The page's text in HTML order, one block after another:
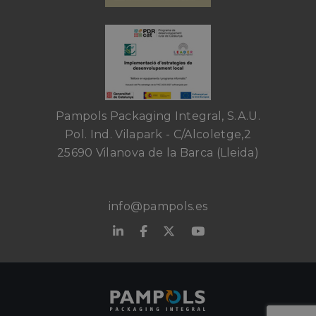
Pampols Packaging Integral, S.A.U.
Pol. Ind. Vilapark - C/Alcoletge,2
25690 Vilanova de la Barca (Lleida)
info@pampols.es